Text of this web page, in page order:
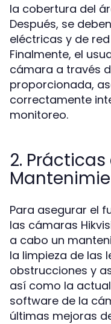
la cobertura del
Después, se
eléctricas y de
Finalmente, el
cámara a través
proporcionada,
correctamente
monitoreo.
2. Prácticas
Para asegurar el
las cámaras
a cabo un
la limpieza de las
obstrucciones y
así como la
software de la
últimas mejoras